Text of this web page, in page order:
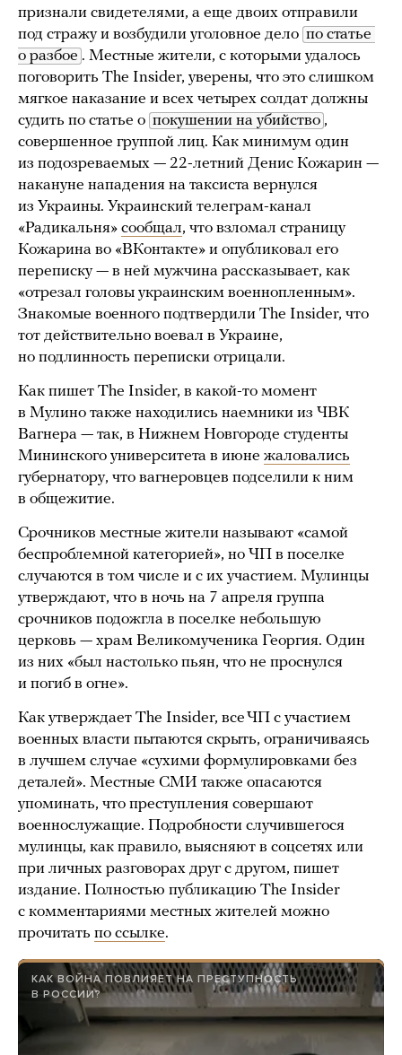
признали свидетелями, а еще двоих отправили
под стражу и возбудили уголовное дело по статье
о разбое . Местные жители, с которыми удалось
поговорить The Insider, уверены, что это слишком
мягкое наказание и всех четырех солдат должны
судить по статье о покушении на убийство ,
совершенное группой лиц. Как минимум один
из подозреваемых — 22-летний Денис Кожарин —
накануне нападения на таксиста вернулся
из Украины. Украинский телеграм-канал
«Радикальня» сообщал, что взломал страницу
Кожарина во «ВКонтакте» и опубликовал его
переписку — в ней мужчина рассказывает, как
«отрезал головы украинским военнопленным».
Знакомые военного подтвердили The Insider, что
тот действительно воевал в Украине,
но подлинность переписки отрицали.
Как пишет The Insider, в какой-то момент
в Мулино также находились наемники из ЧВК
Вагнера — так, в Нижнем Новгороде студенты
Мининского университета в июне жаловались
губернатору, что вагнеровцев подселили к ним
в общежитие.
Срочников местные жители называют «самой
беспроблемной категорией», но ЧП в поселке
случаются в том числе и с их участием. Мулинцы
утверждают, что в ночь на 7 апреля группа
срочников подожгла в поселке небольшую
церковь — храм Великомученика Георгия. Один
из них «был настолько пьян, что не проснулся
и погиб в огне».
Как утверждает The Insider, все ЧП с участием
военных власти пытаются скрыть, ограничиваясь
в лучшем случае «сухими формулировками без
деталей». Местные СМИ также опасаются
упоминать, что преступления совершают
военнослужащие. Подробности случившегося
мулинцы, как правило, выясняют в соцсетях или
при личных разговорах друг с другом, пишет
издание. Полностью публикацию The Insider
с комментариями местных жителей можно
прочитать по ссылке.
КАК ВОЙНА ПОВЛИЯЕТ НА ПРЕСТУПНОСТЬ
В РОССИИ?